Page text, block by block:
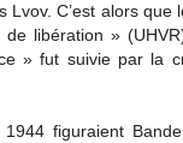
Lvov. C’est alors
libération »
» fut suivie par la
figuraient